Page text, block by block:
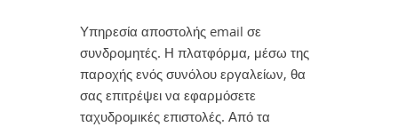
Υπηρεσία αποστολής email σε
συνδρομητές. Η πλατφόρμα, μέσω της
παροχής ενός συνόλου εργαλείων, θα
σας επιτρέψει να εφαρμόσετε
ταχυδρομικές επιστολές. Από τα